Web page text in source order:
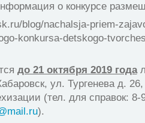
о конкурсе
blog/nachalsja-priem-
konkursa-detskogo-
до 21 октября 2019 года
ул. Тургенева д.
(тел. для справок:
).